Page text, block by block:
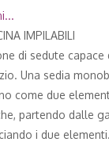
IMPILABILI
di sedute
Una sedia
come due
partendo dalle
i due